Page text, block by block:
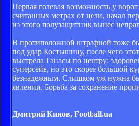
Первая голевая возможность у
считанных метрах от цели, начал
из этого полузащитник вынес
В протиположной штрафной тоже
под удар Костышину, после чего
выстрела Танасы по центру:
суперсейв, но это скорее большой
безнадежным. Слишком уж нужна
явлении. Борьба за сохранение
Дмитрий Кинов, Football.ua